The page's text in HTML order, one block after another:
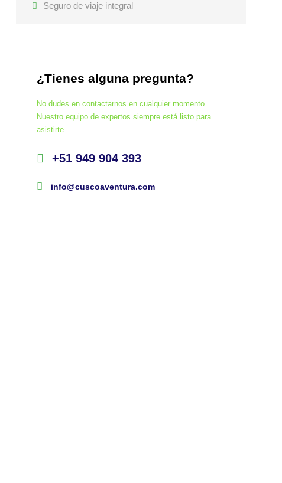
Seguro de viaje integral
¿Tienes alguna pregunta?
No dudes en contactarnos en cualquier momento.
Nuestro equipo de expertos siempre está listo para
asistirte.
+51 949 904 393
info@cuscoaventura.com